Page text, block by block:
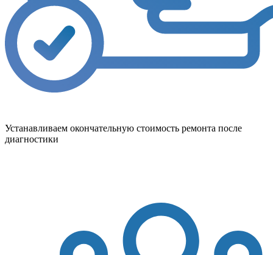
Устанавливаем окончательную стоимость ремонта после
диагностики